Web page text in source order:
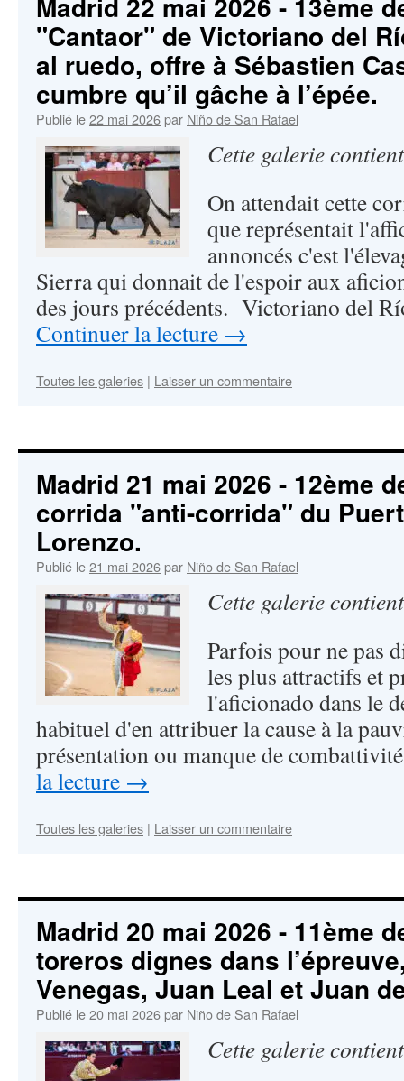
"Cantaor" de Victoriano del
al ruedo, offre à Sébastien
cumbre qu’il gâche à l’épée.
Publié le22 mai 2026par Niño de San Rafael
Cette galerie
On attendait cette
que représentait
annoncés c'est
Sierra qui donnait de l'espoir aux
des jours précédents. Victoriano del
Continuer la lecture →
Toutes les galeries | Laisser un commentaire
Madrid 21 mai 2026 - 12ème
corrida "anti-corrida" du
Lorenzo.
Publié le21 mai 2026par Niño de San Rafael
Cette galerie
Parfois pour ne pas
les plus attractifs et
l'aficionado dans le
habituel d'en attribuer la cause à la
présentation ou manque de
la lecture →
Toutes les galeries | Laisser un commentaire
Madrid 20 mai 2026 - 11ème
toreros dignes dans
Venegas, Juan Leal et Juan
Publié le20 mai 2026par Niño de San Rafael
Cette galerie